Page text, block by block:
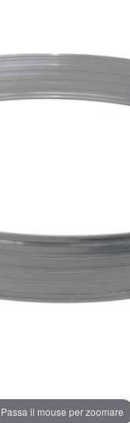
Passa il mouse per zoomare